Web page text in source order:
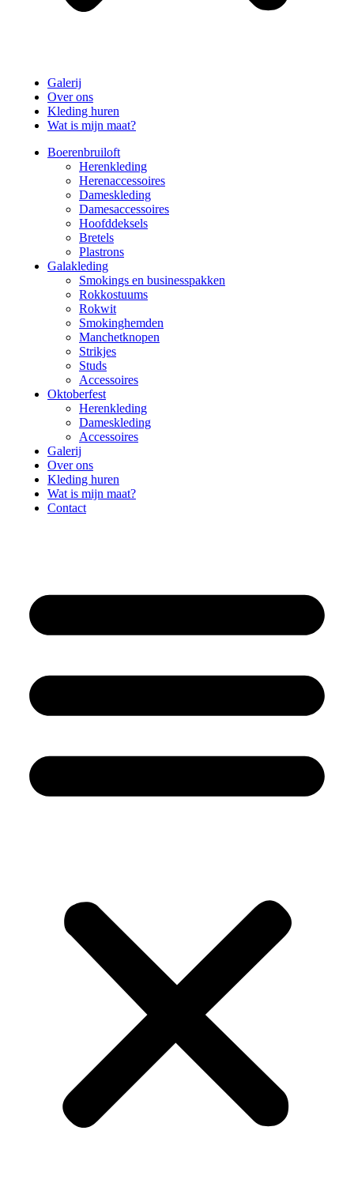
Galerij
Over ons
Kleding huren
Wat is mijn maat?
Boerenbruiloft
Herenkleding
Herenaccessoires
Dameskleding
Damesaccessoires
Hoofddeksels
Bretels
Plastrons
Galakleding
Smokings en businesspakken
Rokkostuums
Rokwit
Smokinghemden
Manchetknopen
Strikjes
Studs
Accessoires
Oktoberfest
Herenkleding
Dameskleding
Accessoires
Galerij
Over ons
Kleding huren
Wat is mijn maat?
Contact